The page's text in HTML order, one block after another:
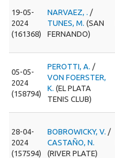
19-05-
2024
(161368)
NARVAEZ, . /
TUNES, M. (SAN
FERNANDO)
05-05-
2024
(158794)
PEROTTI, A. /
VON FOERSTER,
K. (EL PLATA
TENIS CLUB)
28-04-
2024
(157594)
BOBROWICKY, V. /
CASTAÑO, N.
(RIVER PLATE)